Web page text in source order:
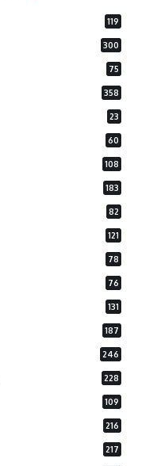
119
300
75
358
23
60
108
183
82
121
78
76
131
187
246
228
109
216
217